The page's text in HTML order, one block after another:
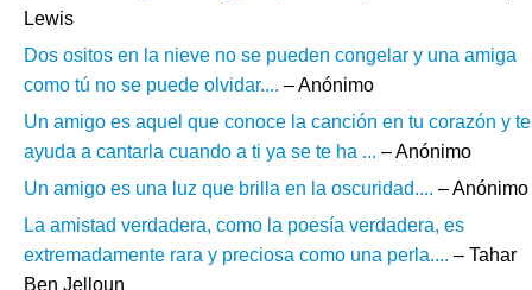
Lewis
Dos ositos en la nieve no se pueden congelar y una amiga
como tú no se puede olvidar.... – Anónimo
Un amigo es aquel que conoce la canción en tu corazón y te
ayuda a cantarla cuando a ti ya se te ha ... – Anónimo
Un amigo es una luz que brilla en la oscuridad.... – Anónimo
La amistad verdadera, como la poesía verdadera, es
extremadamente rara y preciosa como una perla.... – Tahar
Ben Jelloun